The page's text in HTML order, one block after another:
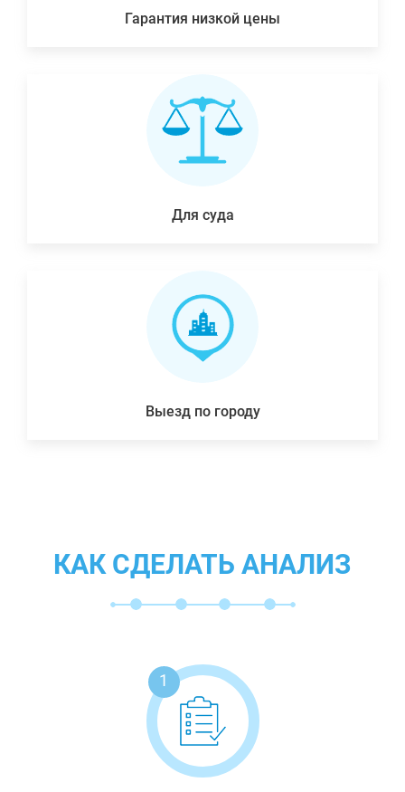
Гарантия низкой цены
Для суда
Выезд по городу
КАК СДЕЛАТЬ АНАЛИЗ
1